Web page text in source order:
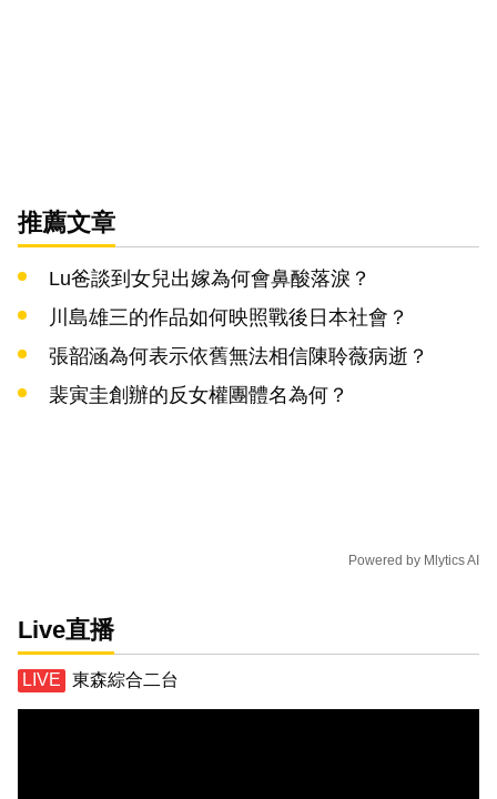
推薦文章
Lu爸談到女兒出嫁為何會鼻酸落淚？
川島雄三的作品如何映照戰後日本社會？
張韶涵為何表示依舊無法相信陳聆薇病逝？
裴寅圭創辦的反女權團體名為何？
Powered by Mlytics AI
Live直播
東森綜合二台